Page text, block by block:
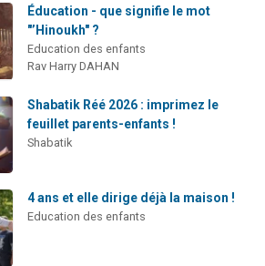
Éducation - que signifie le mot
"’Hinoukh" ?
Education des enfants
Rav Harry DAHAN
Shabatik Réé 2026 : imprimez le
feuillet parents-enfants !
Shabatik
4 ans et elle dirige déjà la maison !
Education des enfants